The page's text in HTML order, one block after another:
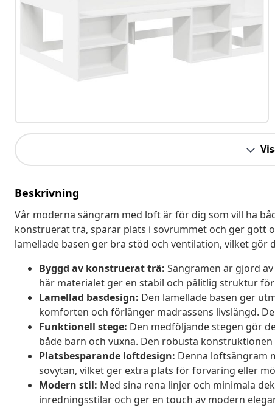
Beskrivning
Vår moderna sängram med loft är för dig som vill ha
konstruerat trä, sparar plats i sovrummet och ger gott
lamellade basen ger bra stöd och ventilation, vilket
Byggd av konstruerat trä: Sängramen är gjord
här materialet ger en stabil och pålitlig struktur
Lamellad basdesign: Den lamellade basen ger
komforten och förlänger madrassens livslängd.
Funktionell stege: Den medföljande stegen gör
både barn och vuxna. Den robusta
Platsbesparande loftdesign: Denna loftsängram
sovytan, vilket ger extra plats för förvaring eller
Modern stil: Med sina rena linjer och minimala
inredningsstilar och ger en touch av modern